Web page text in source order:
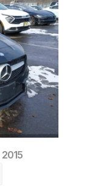
2015